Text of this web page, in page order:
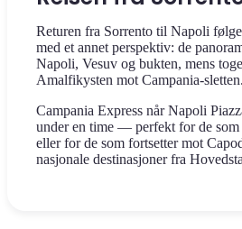
Returen fra Sorrento til Napoli
med et annet perspektiv: de
Napoli, Vesuv og bukten, mens
Amalfikysten mot Campania-sletten.
Campania Express når Napoli
under en time — perfekt for de som
eller for de som fortsetter mot
nasjonale destinasjoner fra